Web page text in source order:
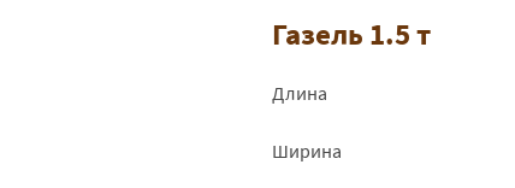
Газель 1.5 т
Длина
Ширина